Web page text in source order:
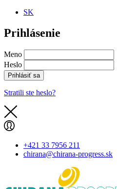
SK
Prihlásenie
Meno
Heslo
Prihlásiť sa
Stratili ste heslo?
+421 33 7956 211
chirana@chirana-progress.sk